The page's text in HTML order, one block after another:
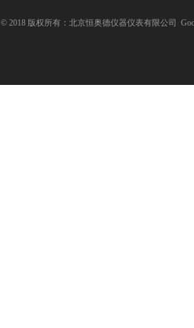
© 2018 版权所有：北京恒奥德仪器仪表有限公司